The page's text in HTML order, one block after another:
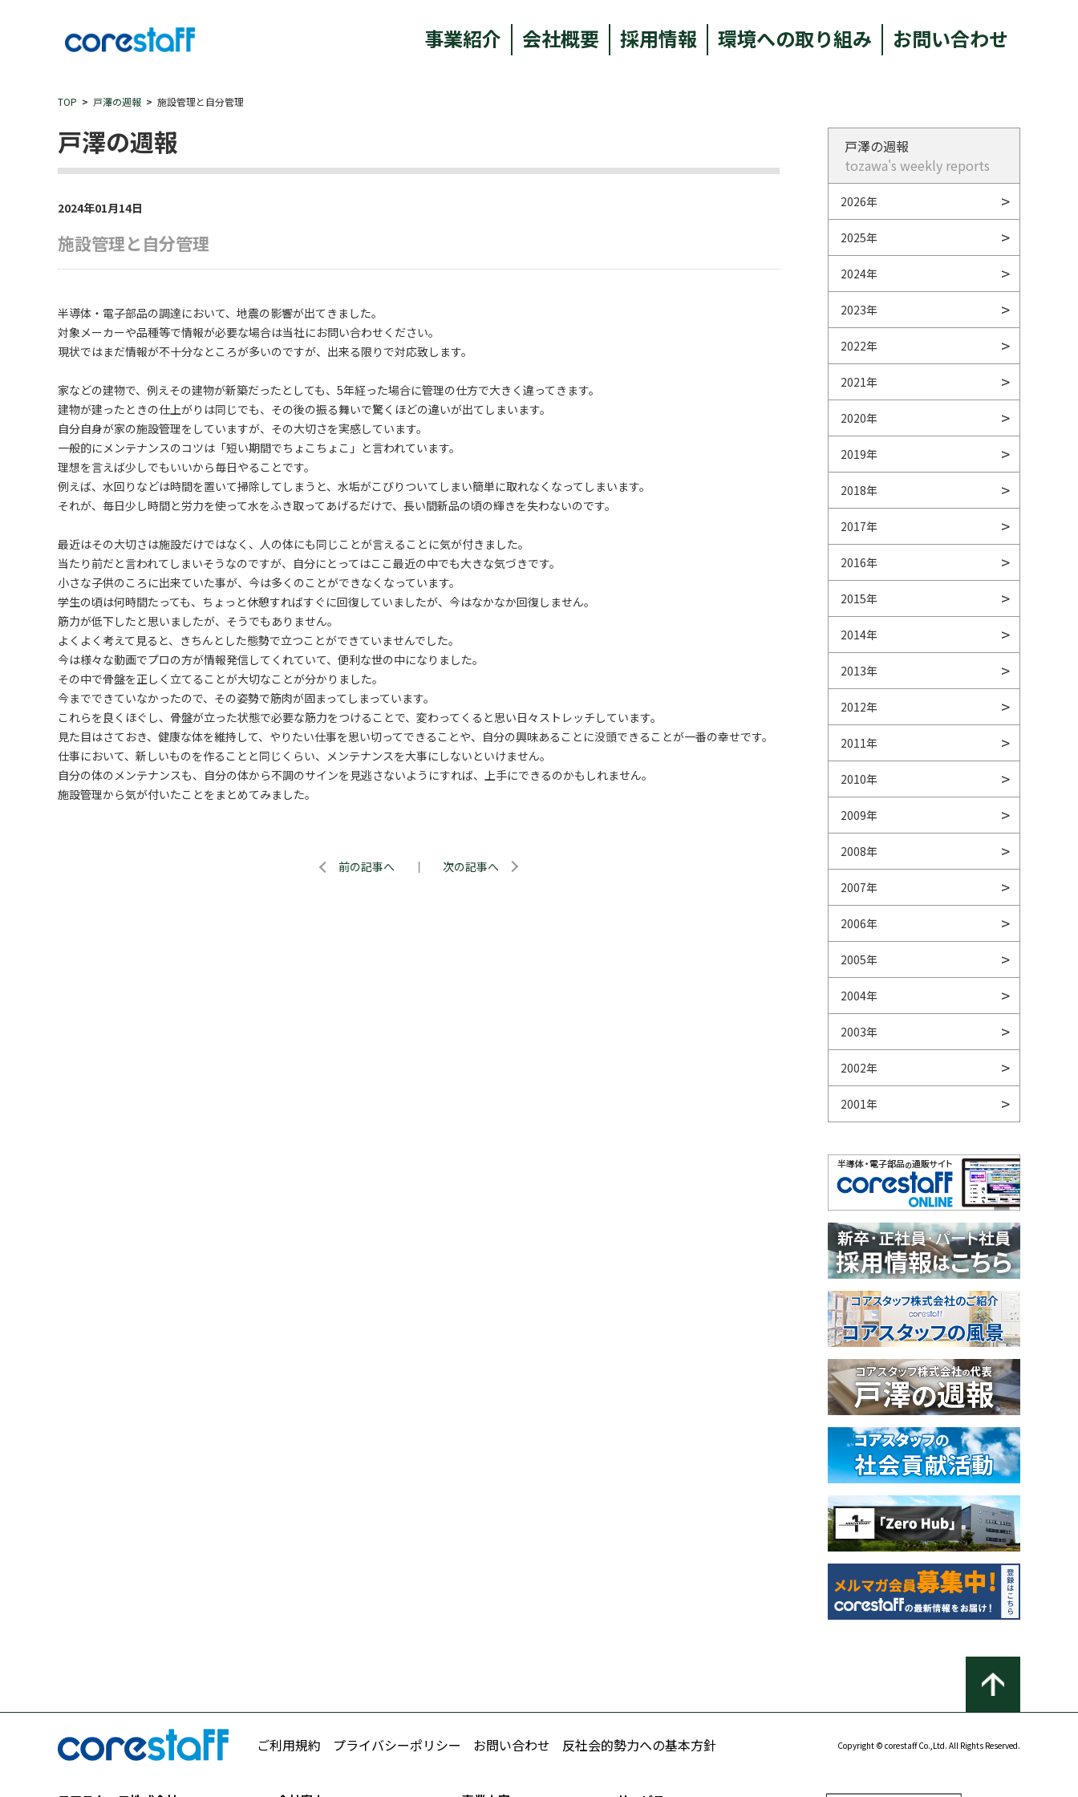
事業紹介 会社概要 採用情報 環境への取り組み お問い合わせ
TOP 戸澤の週報 施設管理と自分管理
戸澤の週報
2024年01月14日
施設管理と自分管理
半導体・電子部品の調達において、地震の影響が出てきました。
対象メーカーや品種等で情報が必要な場合は当社にお問い合わせください。
現状ではまだ情報が不十分なところが多いのですが、出来る限りで対応致します。
家などの建物で、例えその建物が新築だったとしても、5年経った場合に管理の仕方で大きく違ってきます。
建物が建ったときの仕上がりは同じでも、その後の振る舞いで驚くほどの違いが出てしまいます。
自分自身が家の施設管理をしていますが、その大切さを実感しています。
一般的にメンテナンスのコツは「短い期間でちょこちょこ」と言われています。
理想を言えば少しでもいいから毎日やることです。
例えば、水回りなどは時間を置いて掃除してしまうと、水垢がこびりついてしまい簡単に取れなくなってしまいます。
それが、毎日少し時間と労力を使って水をふき取ってあげるだけで、長い間新品の頃の輝きを失わないのです。
最近はその大切さは施設だけではなく、人の体にも同じことが言えることに気が付きました。
当たり前だと言われてしまいそうなのですが、自分にとってはここ最近の中でも大きな気づきです。
小さな子供のころに出来ていた事が、今は多くのことができなくなっています。
学生の頃は何時間たっても、ちょっと休憩すればすぐに回復していましたが、今はなかなか回復しません。
筋力が低下したと思いましたが、そうでもありません。
よくよく考えて見ると、きちんとした態勢で立つことができていませんでした。
今は様々な動画でプロの方が情報発信してくれていて、便利な世の中になりました。
その中で骨盤を正しく立てることが大切なことが分かりました。
今までできていなかったので、その姿勢で筋肉が固まってしまっています。
これらを良くほぐし、骨盤が立った状態で必要な筋力をつけることで、変わってくると思い日々ストレッチしています。
見た目はさておき、健康な体を維持して、やりたい仕事を思い切ってできることや、自分の興味あることに没頭できることが一番の幸せです。
仕事において、新しいものを作ることと同じくらい、メンテナンスを大事にしないといけません。
自分の体のメンテナンスも、自分の体から不調のサインを見逃さないようにすれば、上手にできるのかもしれません。
施設管理から気が付いたことをまとめてみました。
前の記事へ ｜ 次の記事へ
戸澤の週報
tozawa's weekly reports
2026年
2025年
2024年
2023年
2022年
2021年
2020年
2019年
2018年
2017年
2016年
2015年
2014年
2013年
2012年
2011年
2010年
2009年
2008年
2007年
2006年
2005年
2004年
2003年
2002年
2001年
ご利用規約 プライバシーポリシー お問い合わせ 反社会的勢力への基本方針 Copyright © corestaff Co.,Ltd. All Rights Reserved.